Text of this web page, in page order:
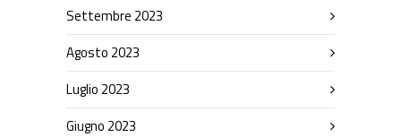
Settembre 2023
Agosto 2023
Luglio 2023
Giugno 2023